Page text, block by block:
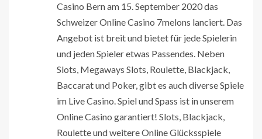
Casino Bern am 15. September 2020 das
Schweizer Online Casino 7melons lanciert. Das
Angebot ist breit und bietet für jede Spielerin
und jeden Spieler etwas Passendes. Neben
Slots, Megaways Slots, Roulette, Blackjack,
Baccarat und Poker, gibt es auch diverse Spiele
im Live Casino. Spiel und Spass ist in unserem
Online Casino garantiert! Slots, Blackjack,
Roulette und weitere Online Glücksspiele